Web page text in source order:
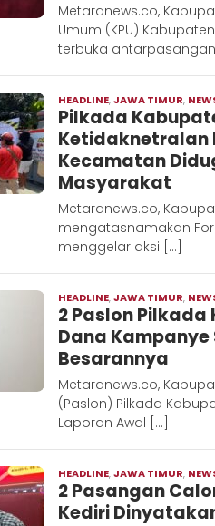
Metaranews.co,
Umum (KPU)
terbuka
HEADLINE,JAWA TIMUR,
Pilkada
Ketidaknetralan
Kecamatan
Masyarakat
Metaranews.co,
mengatasnamakan
menggelar aksi […]
HEADLINE,JAWA TIMUR,
2 Paslon
Dana Kampanye
Besarannya
Metaranews.co,
(Paslon) Pilkada
Laporan Awal […]
HEADLINE,JAWA TIMUR,
2 Pasangan
Kediri